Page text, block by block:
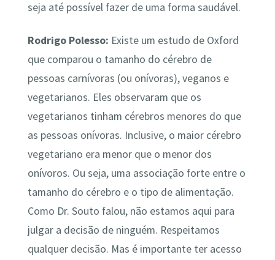
seja até possível fazer de uma forma saudável.
Rodrigo Polesso: Existe um estudo de Oxford
que comparou o tamanho do cérebro de
pessoas carnívoras (ou onívoras), veganos e
vegetarianos. Eles observaram que os
vegetarianos tinham cérebros menores do que
as pessoas onívoras. Inclusive, o maior cérebro
vegetariano era menor que o menor dos
onívoros. Ou seja, uma associação forte entre o
tamanho do cérebro e o tipo de alimentação.
Como Dr. Souto falou, não estamos aqui para
julgar a decisão de ninguém. Respeitamos
qualquer decisão. Mas é importante ter acesso